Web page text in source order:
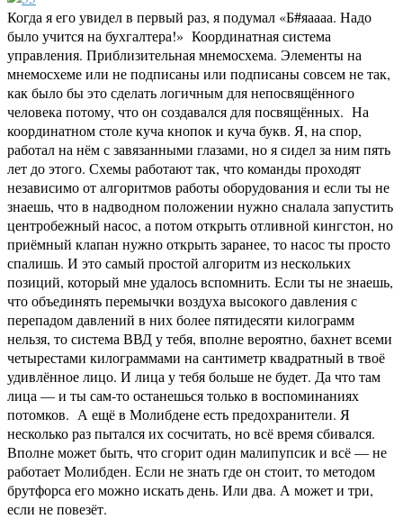
Когда я его увидел в первый раз, я подумал «Б#яаааа. Надо
было учится на бухгалтера!» Координатная система
управления. Приблизительная мнемосхема. Элементы на
мнемосхеме или не подписаны или подписаны совсем не так,
как было бы это сделать логичным для непосвящённого
человека потому, что он создавался для посвящённых. На
координатном столе куча кнопок и куча букв. Я, на спор,
работал на нём с завязанными глазами, но я сидел за ним пять
лет до этого. Схемы работают так, что команды проходят
независимо от алгоритмов работы оборудования и если ты не
знаешь, что в надводном положении нужно сналала запустить
центробежный насос, а потом открыть отливной кингстон, но
приёмный клапан нужно открыть заранее, то насос ты просто
спалишь. И это самый простой алгоритм из нескольких
позиций, который мне удалось вспомнить. Если ты не знаешь,
что объединять перемычки воздуха высокого давления с
перепадом давлений в них более пятидесяти килограмм
нельзя, то система ВВД у тебя, вполне вероятно, бахнет всеми
четырестами килограммами на сантиметр квадратный в твоё
удивлённое лицо. И лица у тебя больше не будет. Да что там
лица — и ты сам-то останешься только в воспоминаниях
потомков. А ещё в Молибдене есть предохранители. Я
несколько раз пытался их сосчитать, но всё время сбивался.
Вполне может быть, что сгорит один малипупсик и всё — не
работает Молибден. Если не знать где он стоит, то методом
брутфорса его можно искать день. Или два. А может и три,
если не повезёт.